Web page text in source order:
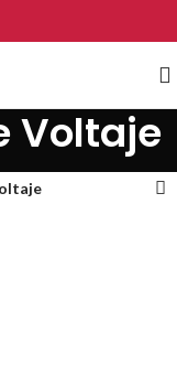
Voltaje